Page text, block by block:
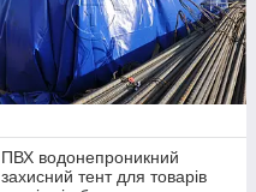
ПВХ водонепроникний
захисний тент для товарів